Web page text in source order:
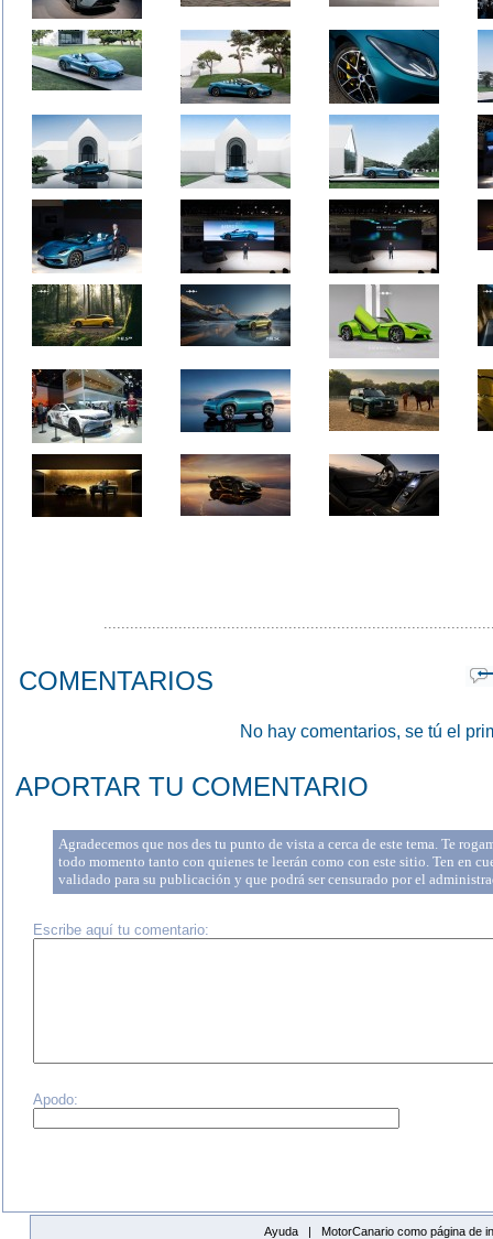
COMENTARIOS
No hay comentarios, se tú el
APORTAR TU COMENTARIO
Agradecemos que nos des tu punto de vista a cerca de este tema. Te
todo momento tanto con quienes te leerán como con este sitio. Ten en
validado para su publicación y que podrá ser censurado por el
Escribe aquí tu comentario:
Apodo:
Ayuda |
MotorCanario como página de